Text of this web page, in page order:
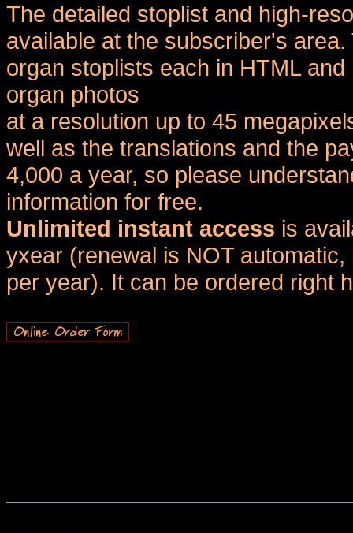
The detailed stoplist and high-
available at the subscriber's
organ stoplists each in HTML
organ photos
at a resolution up to 45
well as the translations and the
4,000 a year, so please
information for free.
Unlimited instant access is
yxear (renewal is NOT
per year). It can be ordered right